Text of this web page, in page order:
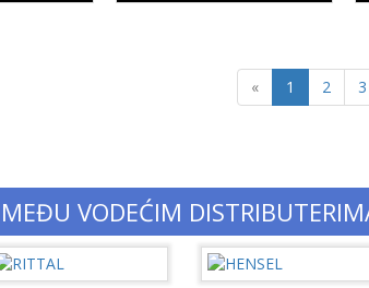
«Previous
1 2 3
VODEĆIM